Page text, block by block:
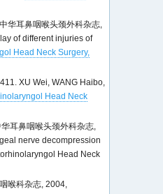
华耳鼻咽喉头颈外科杂志,
of different injuries of
Head Neck Surgery,
XU Wei, WANG Haibo,
Head Neck
耳鼻咽喉头颈外科杂志,
nerve decompression
Head Neck
喉科杂志, 2004,